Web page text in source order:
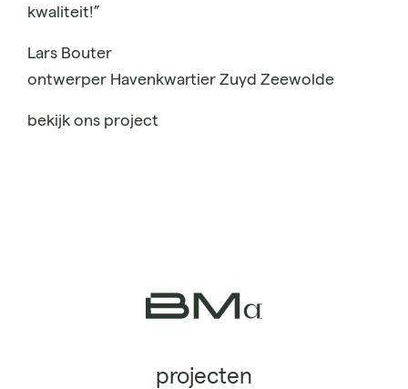
kwaliteit!”
Lars Bouter
ontwerper Havenkwartier Zuyd Zeewolde
bekijk ons project
projecten